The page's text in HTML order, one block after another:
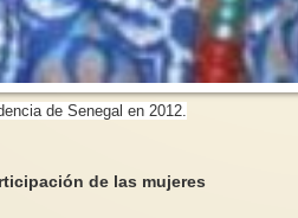
de Senegal en 2012.
de las mujeres